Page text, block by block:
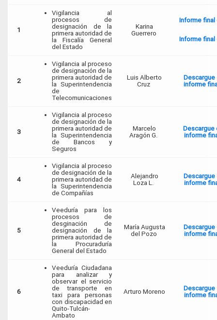
1
Vigilancia al
procesos de
designación de la
primera autoridad de
la Fiscalía General
del Estado
Karina
Guerrero
Informe final
Informe final
2
Vigilancia al proceso
de designación de la
primera autoridad de
la Superintendencia
de
Telecomunicaciones
Luis Alberto
Cruz
Descargue
informe
3
Vigilancia al proceso
de designación de la
primera autoridad de
la Superintendencia
de Bancos y
Seguros
Marcelo
Aragón G.
Descargue
informe
4
Vigilancia al proceso
de designación de la
primera autoridad de
la Superintendencia
de Compañías
Alejandro
Loza L.
Descargue
informe
5
Veeduría para los
procesos de
desginación de
designación de la
primera autoridad de
la Procuraduría
General del Estado
María Augusta
del Pozo
Descargue
informe
6
Veeduría Ciudadana
para analizar y
observar el servicio
de transporte en
taxi para personas
con discapacidad en
Quito-Tulcán-
Ambato
Arturo Moreno
informe